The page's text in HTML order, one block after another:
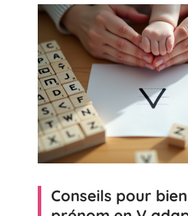
Conseils pour